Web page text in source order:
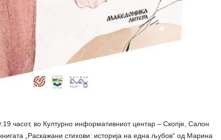
часот, во Културно информативниот центар – Скопје, Салон
„Раскажани стихови: историја на една љубов“ од Марина